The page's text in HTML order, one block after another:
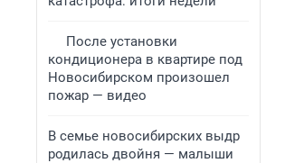
После установки
кондиционера в квартире под
Новосибирском произошел
пожар — видео
В семье новосибирских выдр
родилась двойня — малыши